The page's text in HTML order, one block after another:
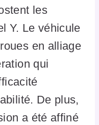
les
Y. Le véhicule
en alliage
qui
De plus,
a été affiné